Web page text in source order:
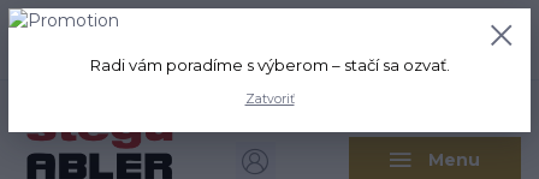
Menu
+421 917 280 411
0,00 EUR
Radi vám poradíme s výberom – stačí sa ozvať.
Zatvoriť